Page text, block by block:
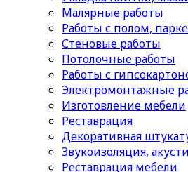
Малярные работы
Работы с полом,
Стеновые работы
Потолочные работы
Работы с
Электромонтажные
Изготовление мебели
Реставрация
Декоративная
Звукоизоляция,
Реставрация мебели